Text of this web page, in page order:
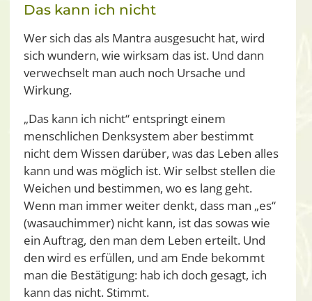
Das kann ich nicht
Wer sich das als Mantra ausgesucht hat, wird
sich wundern, wie wirksam das ist. Und dann
verwechselt man auch noch Ursache und
Wirkung.
„Das kann ich nicht“ entspringt einem
menschlichen Denksystem aber bestimmt
nicht dem Wissen darüber, was das Leben alles
kann und was möglich ist. Wir selbst stellen die
Weichen und bestimmen, wo es lang geht.
Wenn man immer weiter denkt, dass man „es“
(wasauchimmer) nicht kann, ist das sowas wie
ein Auftrag, den man dem Leben erteilt. Und
den wird es erfüllen, und am Ende bekommt
man die Bestätigung: hab ich doch gesagt, ich
kann das nicht. Stimmt.